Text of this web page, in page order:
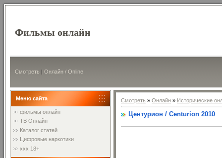
Фильмы онлайн
Смотреть | Онлайн / Online
Меню сайта
фильмы онлайн
ТВ Онлайн
Каталог статей
Цифровые наркотики
xxx 18+
Смотреть » Онлайн » Исторические
Центурион / Centurion 2010